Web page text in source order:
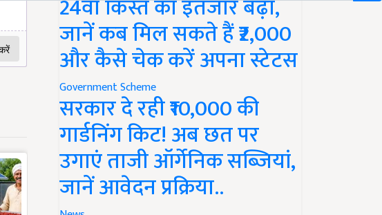
24वीं किस्त का इंतजार बढ़ा,
जानें कब मिल सकते हैं ₹2,000
और कैसे चेक करें अपना स्टेटस
Government Scheme
सरकार दे रही ₹10,000 की
गार्डनिंग किट! अब छत पर
उगाएं ताजी ऑर्गेनिक सब्जियां,
जानें आवेदन प्रक्रिया..